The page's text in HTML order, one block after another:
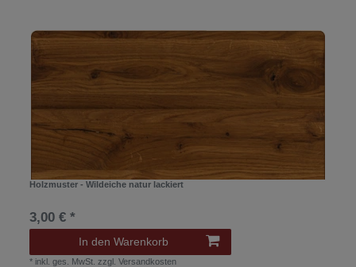
Holzmuster - Wildeiche natur lackiert
3,00 € *
In den Warenkorb
* inkl. ges. MwSt. zzgl.Versandkosten